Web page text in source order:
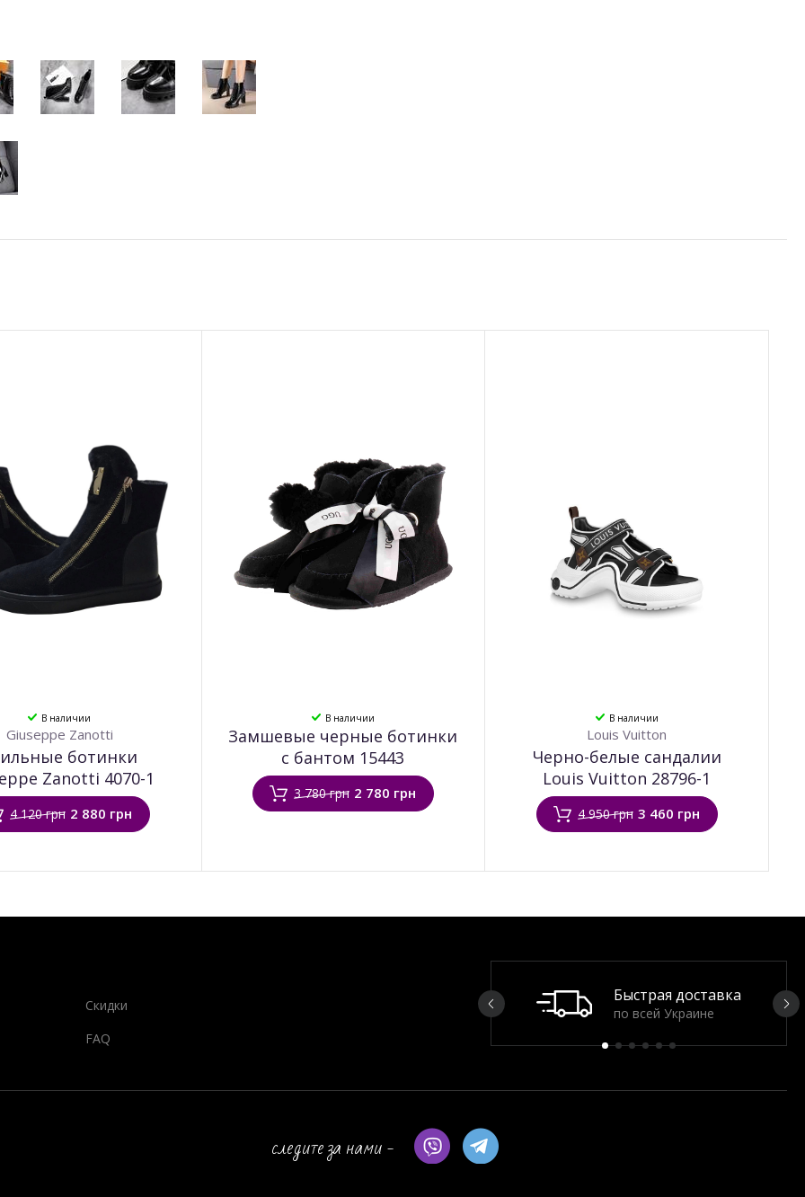
В наличии
Giuseppe Zanotti
ботинки
Zanotti 4070-1
4 120 грн 2 880 грн
В наличии
Замшевые черные ботинки
с бантом 15443
3 780 грн 2 780 грн
В наличии
Louis Vuitton
Черно-белые сандалии
Louis Vuitton 28796-1
4 950 грн 3 460 грн
Скидки
FAQ
Быстрая доставка
по всей Украине
следите за нами -